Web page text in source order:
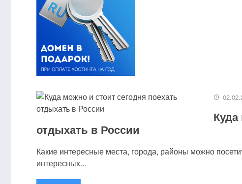
отдыхать в России
Какие интересные места, города, районы можно
интересных...